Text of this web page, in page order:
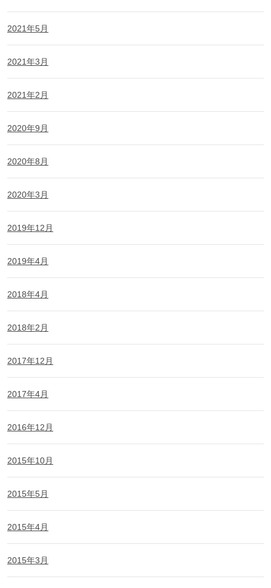
2021年5月
2021年3月
2021年2月
2020年9月
2020年8月
2020年3月
2019年12月
2019年4月
2018年4月
2018年2月
2017年12月
2017年4月
2016年12月
2015年10月
2015年5月
2015年4月
2015年3月